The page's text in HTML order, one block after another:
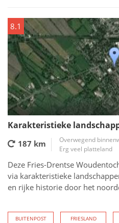
8.1
Karakteristieke
187 km
Overwegend
Erg veel platteland
Deze Fries-Drentse
via karakteristieke
en rijke historie door het
BUITENPOST FRIESLAND